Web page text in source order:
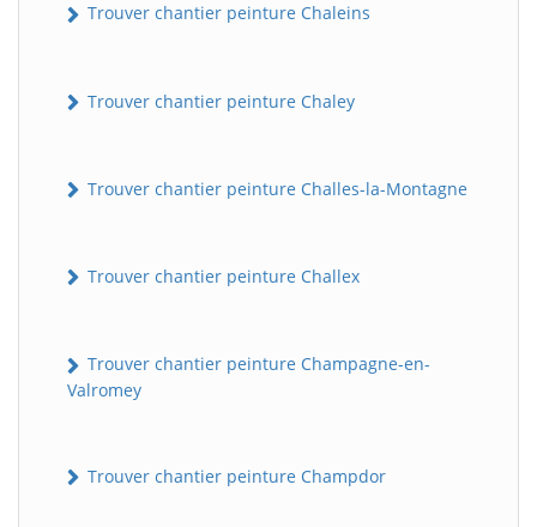
Trouver chantier peinture Chaleins
Trouver chantier peinture Chaley
Trouver chantier peinture Challes-la-Montagne
Trouver chantier peinture Challex
Trouver chantier peinture Champagne-en-
Valromey
Trouver chantier peinture Champdor